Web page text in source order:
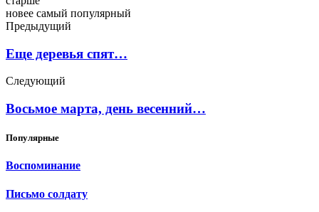
новее самый популярный
Предыдущий
Еще деревья спят…
Следующий
Восьмое марта, день весенний…
Популярные
Воспоминание
Письмо солдату